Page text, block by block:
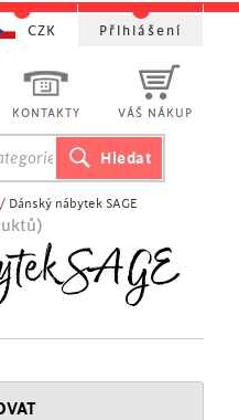
/ Dánský nábytek SAGE
SAGE
KONTAKTY VÁŠ NÁKUP
CZK Přihlášení